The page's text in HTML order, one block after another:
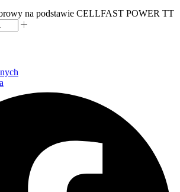
na podstawie CELLFAST POWER TT